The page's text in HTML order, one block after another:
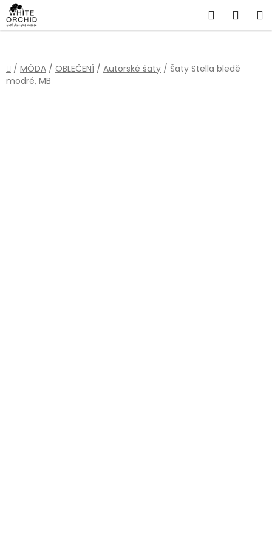
Přejít
na
obsah
Hledat
Domů
/ MÓDA / OBLEČENÍ / Autorské šaty / Šaty Stella bledě
modré, MB